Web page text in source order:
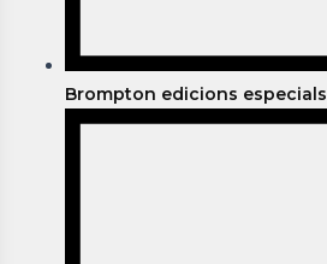
Brompton edicions especials